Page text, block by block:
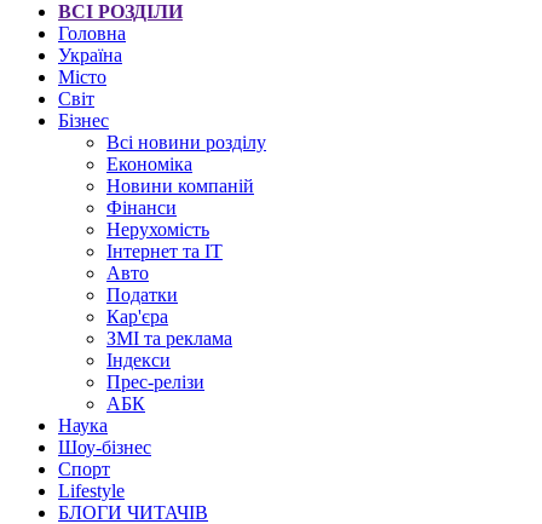
ВСІ РОЗДІЛИ
Головна
Україна
Місто
Світ
Бізнес
Всі новини розділу
Економіка
Новини компаній
Фінанси
Нерухомість
Інтернет та IT
Авто
Податки
Кар'єра
ЗМІ та реклама
Індекси
Прес-релізи
АБК
Наука
Шоу-бізнес
Спорт
Lifestyle
БЛОГИ ЧИТАЧІВ